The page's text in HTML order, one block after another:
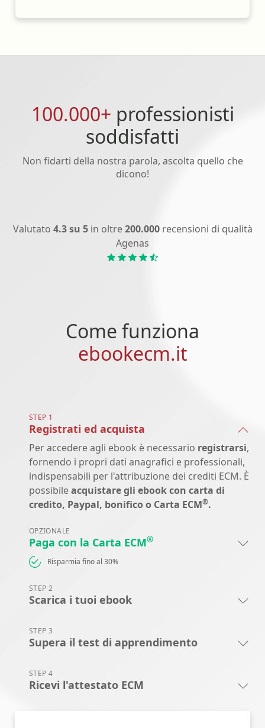
100.000+ professionisti
soddisfatti
Non fidarti della nostra parola, ascolta quello che
dicono!
Valutato 4.3 su 5in oltre200.000recensioni di qualità
Agenas
Come funziona
ebookecm.it
STEP 1
Registrati ed acquista
Per accedere agli ebook è necessario registrarsi,
fornendo i propri dati anagrafici e professionali,
indispensabili per l'attribuzione dei crediti ECM. È
possibileacquistare gli ebook con carta di
credito, Paypal, bonifico o Carta ECM®.
OPZIONALE
Paga con la Carta ECM®
Risparmia fino al 30%
STEP 2
Scarica i tuoi ebook
STEP 3
Supera il test di apprendimento
STEP 4
Ricevi l'attestato ECM